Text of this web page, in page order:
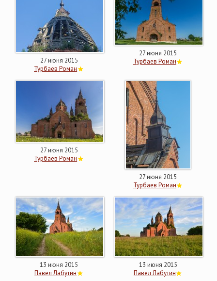
27 июня 2015
Турбаев Роман
27 июня 2015
Турбаев Роман
27 июня 2015
Турбаев Роман
27 июня 2015
Турбаев Роман
13 июня 2015
Павел Лабутин
13 июня 2015
Павел Лабутин